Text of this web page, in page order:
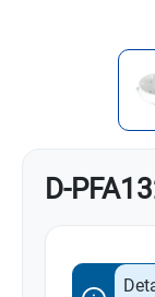
D-